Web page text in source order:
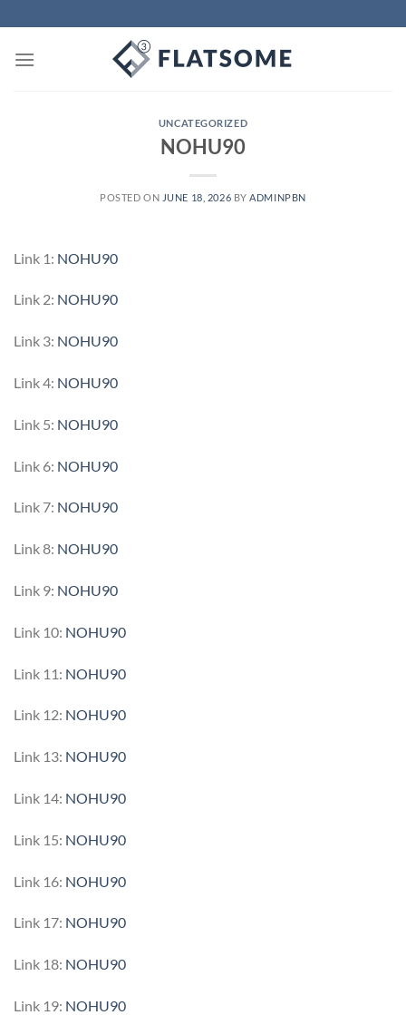
to
content
UNCATEGORIZED
NOHU90
POSTED ON JUNE 18, 2026 BY ADMINPBN
Link 1: NOHU90
Link 2: NOHU90
Link 3: NOHU90
Link 4: NOHU90
Link 5: NOHU90
Link 6: NOHU90
Link 7: NOHU90
Link 8: NOHU90
Link 9: NOHU90
Link 10: NOHU90
Link 11: NOHU90
Link 12: NOHU90
Link 13: NOHU90
Link 14: NOHU90
Link 15: NOHU90
Link 16: NOHU90
Link 17: NOHU90
Link 18: NOHU90
Link 19: NOHU90